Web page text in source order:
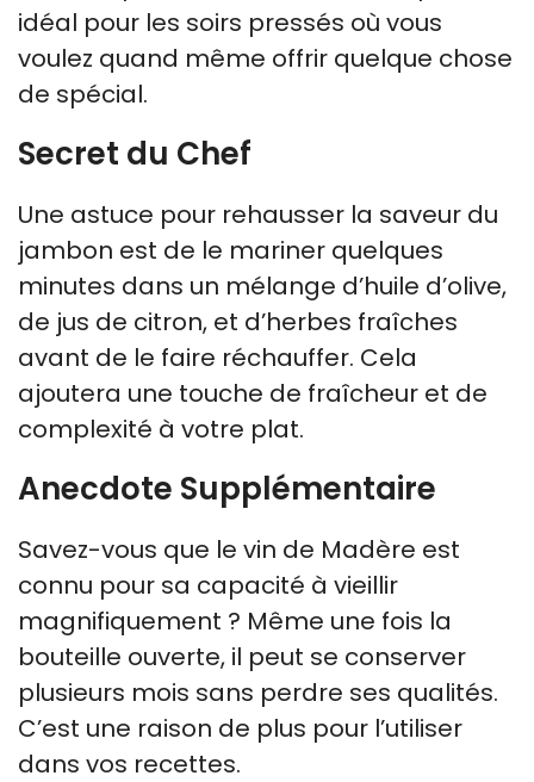
idéal pour les soirs pressés où vous
voulez quand même offrir quelque chose
de spécial.
Secret du Chef
Une astuce pour rehausser la saveur du
jambon est de le mariner quelques
minutes dans un mélange d’huile d’olive,
de jus de citron, et d’herbes fraîches
avant de le faire réchauffer. Cela
ajoutera une touche de fraîcheur et de
complexité à votre plat.
Anecdote Supplémentaire
Savez-vous que le vin de Madère est
connu pour sa capacité à vieillir
magnifiquement ? Même une fois la
bouteille ouverte, il peut se conserver
plusieurs mois sans perdre ses qualités.
C’est une raison de plus pour l’utiliser
dans vos recettes.